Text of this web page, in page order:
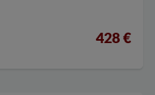
428 €